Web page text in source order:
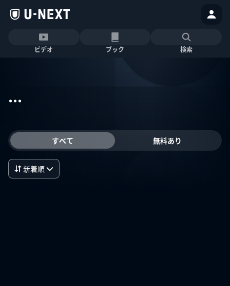
ビデオ ブック 検索
...
すべて 無料あり
新着順